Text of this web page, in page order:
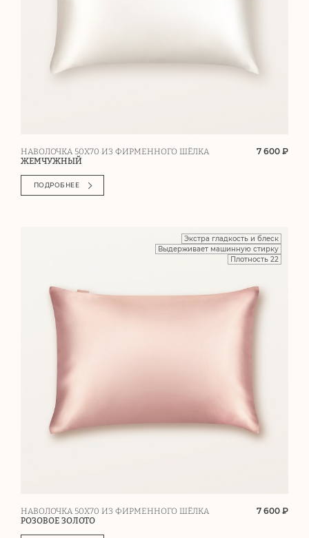
НАВОЛОЧКА 50Х70 ИЗ ФИРМЕННОГО ШЁЛКА
ЖЕМЧУЖНЫЙ
7 600 ₽
ПОДРОБНЕЕ
Экстра гладкость и блеск
Выдерживает машинную стирку
Плотность 22
НАВОЛОЧКА 50Х70 ИЗ ФИРМЕННОГО ШЁЛКА
РОЗОВОЕ ЗОЛОТО
7 600 ₽